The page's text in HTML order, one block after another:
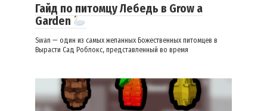
Гайд по питомцу Лебедь в Grow a
Garden
Swan — один из самых желанных Божественных питомцев в
Вырасти Сад Роблокс, представленный во время